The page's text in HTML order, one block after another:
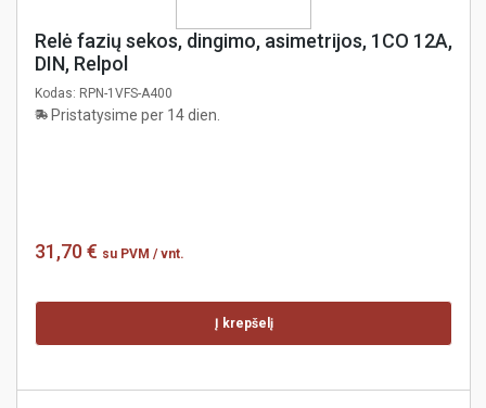
Relė fazių sekos, dingimo, asimetrijos, 1CO 12A,
DIN, Relpol
Kodas: RPN-1VFS-A400
Pristatysime per 14 dien.
31,70 € su PVM / vnt.
Į krepšelį